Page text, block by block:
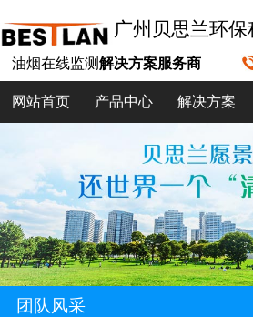
广州贝思兰环保
油烟在线监测解决方案服务商
网站首页 产品中心 解决方案
团队风采